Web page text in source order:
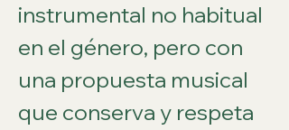
instrumental no habitual
en el género, pero con
una propuesta musical
que conserva y respeta